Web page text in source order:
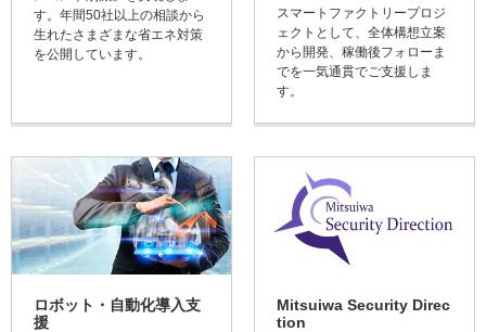
す。年間50社以上の相談から
生れたさまざまな省エネ対策
を公開しています。
スマートファクトリープロジ
ェクトとして、全体構想立案
から開発、稼働後フォローま
でを一気通貫でご支援しま
す。
ロボット・自動化導入支
援
Mitsuiwa Security Direc
tion